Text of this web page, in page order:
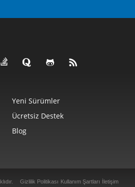
Yeni Sürümler
Ücretsiz Destek
Blog
Gizlilik Politikası Kullanım Şartları İletişim